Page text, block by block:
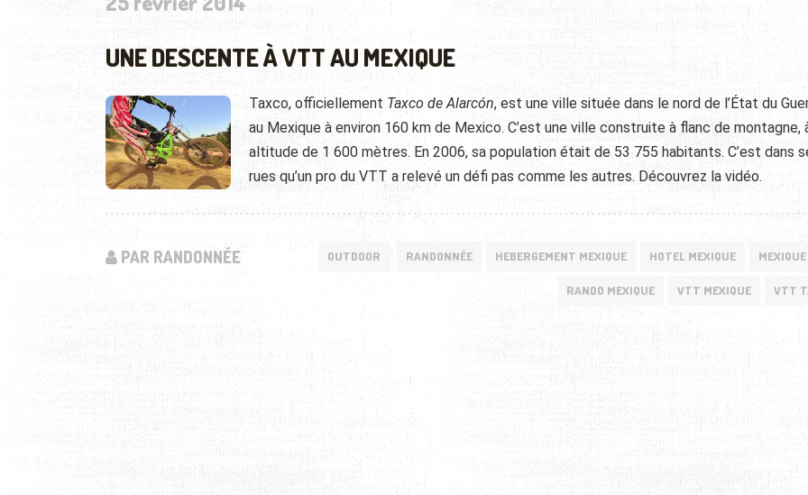
UNE DESCENTE À VTT AU MEXIQUE
Taxco, officiellement Taxco de Alarcón, est une ville située dans le nord de l’État du
au Mexique à environ 160 km de Mexico. C’est une ville construite à flanc de montagne,
altitude de 1 600 mètres. En 2006, sa population était de 53 755 habitants. C’est dans
rues qu’un pro du VTT a relevé un défi pas comme les autres. Découvrez la vidéo.
PAR RANDONNÉE OUTDOOR RANDONNÉE HEBERGEMENT MEXIQUE HOTEL MEXIQUE
RANDO MEXIQUE VTT MEXIQUE VTT